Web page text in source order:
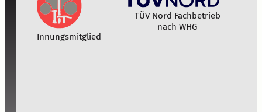
Innungsmitglied
TÜV Nord Fachbetrieb
nach WHG